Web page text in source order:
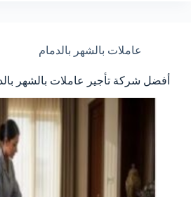
عاملات بالشهر بالدمام
أفضل شركة تأجير عاملات بالشهر